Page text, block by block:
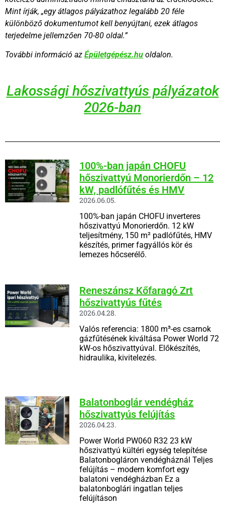
Mint írják, „egy átlagos pályázathoz legalább 20 féle
különböző dokumentumot kell benyújtani, ezek átlagos
terjedelme jellemzően 70-80 oldal.”
További információ az Épületgépész.hu oldalon.
Lakossági hőszivattyús pályázatok
2026-ban
100%-ban japán CHOFU
hőszivattyú Monorierdőn – 12
kW, padlófűtés és HMV
2026.06.05.
100%-ban japán CHOFU inverteres
hőszivattyú Monorierdőn. 12 kW
teljesítmény, 150 m² padlófűtés, HMV
készítés, primer fagyállós kör és
lemezes hőcserélő.
Reneszánsz Kőfaragó Zrt
hőszivattyús fűtés
2026.04.28.
Valós referencia: 1800 m³-es csarnok
gázfűtésének kiváltása Power World 72
kW-os hőszivattyúval. Előkészítés,
hidraulika, kivitelezés.
Balatonboglár vendégház
hőszivattyús felújítás
2026.04.23.
Power World PW060 R32 23 kW
hőszivattyú kültéri egység telepítése
Balatonbogláron vendégháznál Teljes
felújítás – modern komfort egy
balatoni vendégházban Ez a
balatonboglári ingatlan teljes
felújításon